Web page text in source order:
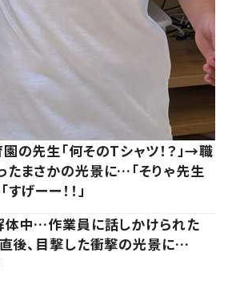
の先生「何そのTシャツ！？」→職
まさかの光景に…「そりゃ先生
げーー！！」
体中…作業員に話しかけられた
後、目撃した衝撃の光景に…